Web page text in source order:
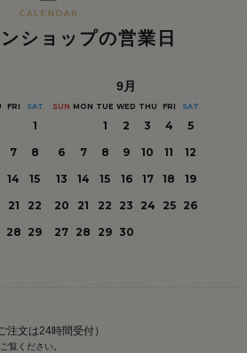
ショップの営業日
FRI SAT
1
7
8
14
15
21
22
28 29
9月
SUN MON TUE WED THU FRI SAT
1 2 3 4
5
6
7 8 9 10 11
12
13
14 15 16 17 18
19
20
21 22 23 24 25
26
27 28 29 30
文は24時間受付）
覧ください。